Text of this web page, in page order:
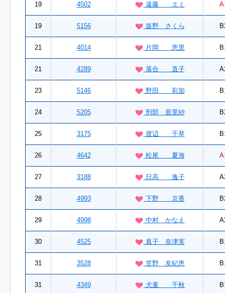
19 4502 遠藤 エミ
19 5156 坂野 さくら
21 4014 片岡 恵里
21 4289 落合 直子
23 5146 野田 彩加
24 5205 刑部 亜里紗
25 3175 渡辺 千草
26 4642 松尾 夏海
27 3188 日高 逸子
28 4993 下野 京香
29 4998 中村 かなえ
30 4525 真子 奈津実
31 3528 笠野 友紀恵
31 4349 犬童 千秋